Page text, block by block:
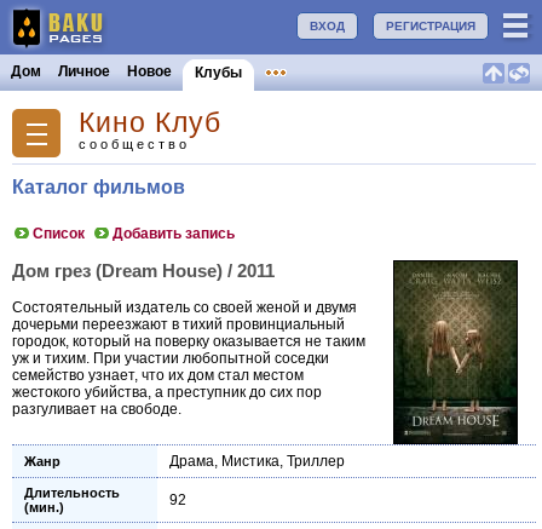
РЕГИСТРАЦИЯ
ВХОД
Дом Личное Новое Клубы
Кино Клуб
сообщество
Каталог фильмов
Список Добавить запись
Дом грез (Dream House) / 2011
Состоятельный издатель со своей женой и двумя
дочерьми переезжают в тихий провинциальный
городок, который на поверку оказывается не таким
уж и тихим. При участии любопытной соседки
семейство узнает, что их дом стал местом
жестокого убийства, а преступник до сих пор
разгуливает на свободе.
Жанр Драма, Мистика, Триллер
Длительность
(мин.)
92